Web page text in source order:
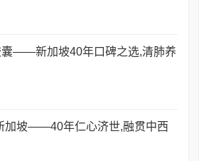
囊——新加坡40年口碑之选,清肺养
加坡——40年仁心济世,融贯中西